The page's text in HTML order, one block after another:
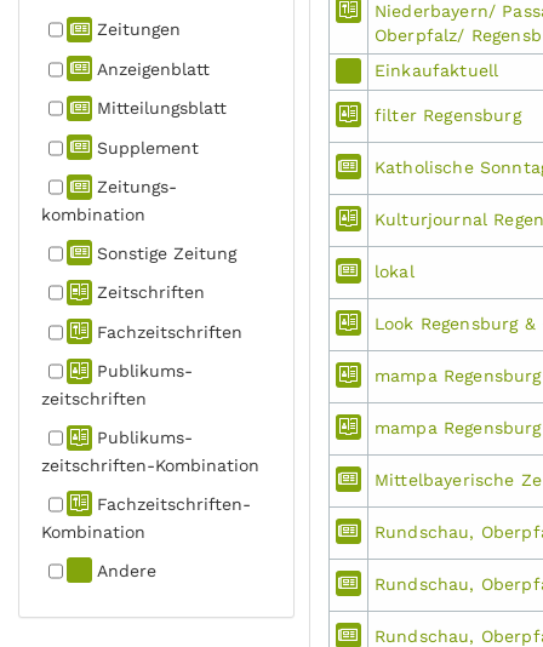
Zeitungen
Anzeigen­blatt
Mitteilungs­blatt
Supplement
Zeitungs­
kombination
Sonstige Zeitung
Zeitschriften
Fachzeit­schriften
Publikums­
zeitschriften
Publikums­
zeitschriften-Kombination
Fachzeit­schriften-
Kombination
Andere
Niederbayern/
Oberpfalz/
Einkaufaktuell
filter Regensburg
Katholische
Kulturjournal
lokal
Look Regensburg
mampa
mampa
Mittelbayerische
Rundschau,
Rundschau,
Rundschau,